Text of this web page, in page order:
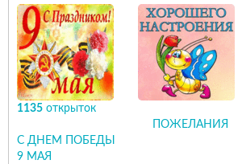
1135 открыток
С ДНЕМ ПОБЕДЫ
9 МАЯ
ПОЖЕЛАНИЯ